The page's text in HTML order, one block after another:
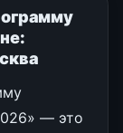
— это